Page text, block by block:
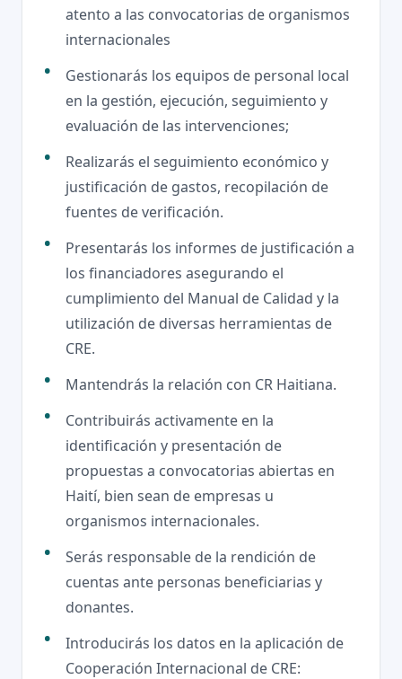
atento a las convocatorias de organismos
internacionales
Gestionarás los equipos de personal local
en la gestión, ejecución, seguimiento y
evaluación de las intervenciones;
Realizarás el seguimiento económico y
justificación de gastos, recopilación de
fuentes de verificación.
Presentarás los informes de justificación a
los financiadores asegurando el
cumplimiento del Manual de Calidad y la
utilización de diversas herramientas de
CRE.
Mantendrás la relación con CR Haitiana.
Contribuirás activamente en la
identificación y presentación de
propuestas a convocatorias abiertas en
Haití, bien sean de empresas u
organismos internacionales.
Serás responsable de la rendición de
cuentas ante personas beneficiarias y
donantes.
Introducirás los datos en la aplicación de
Cooperación Internacional de CRE: